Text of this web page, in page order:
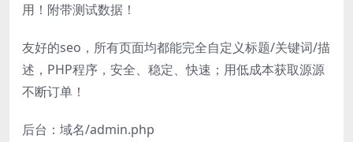
用！附带测试数据！
友好的seo，所有页面均都能完全自定义标题/关键词/描
述，PHP程序，安全、稳定、快速；用低成本获取源源
不断订单！
后台：域名/admin.php